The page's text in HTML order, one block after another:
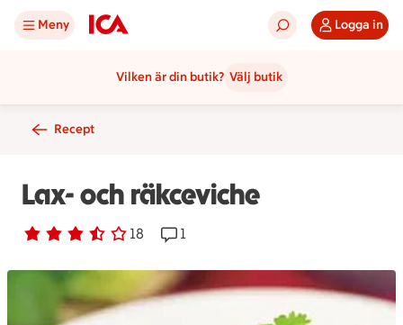
Meny Logga in
Vilken är din butik? Välj butik
Recept
Lax- och räkceviche
Betyg 3.6 av 5. 18
18 personer har röstatReceptet har 1 kommentarer
1